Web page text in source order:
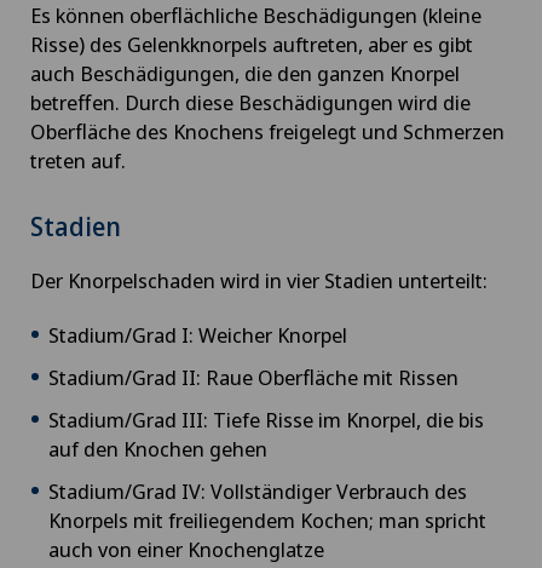
Es können oberflächliche Beschädigungen (kleine
Risse) des Gelenkknorpels auftreten, aber es gibt
auch Beschädigungen, die den ganzen Knorpel
betreffen. Durch diese Beschädigungen wird die
Oberfläche des Knochens freigelegt und Schmerzen
treten auf.
Stadien
Der Knorpelschaden wird in vier Stadien unterteilt:
Stadium/Grad I: Weicher Knorpel
Stadium/Grad II: Raue Oberfläche mit Rissen
Stadium/Grad III: Tiefe Risse im Knorpel, die bis
auf den Knochen gehen
Stadium/Grad IV: Vollständiger Verbrauch des
Knorpels mit freiliegendem Kochen; man spricht
auch von einer Knochenglatze